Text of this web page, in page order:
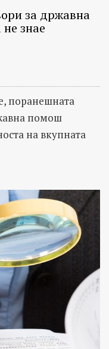
за државна
знае
поранешната
помош
на вкупната